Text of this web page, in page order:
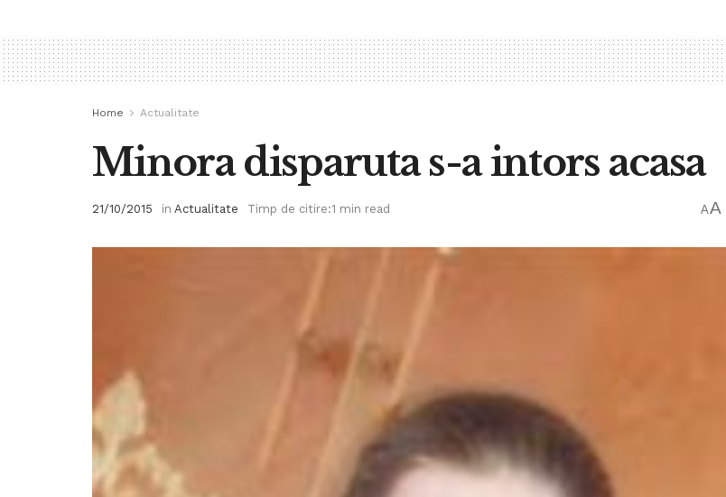
Home Actualitate
Minora disparuta s-a intors acasa
21/10/2015 in Actualitate Timp de citire:1 min read AA